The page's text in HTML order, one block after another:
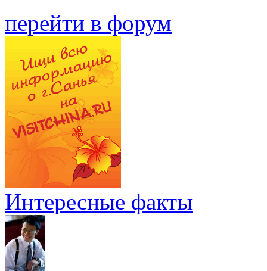
перейти в форум
Интересные факты